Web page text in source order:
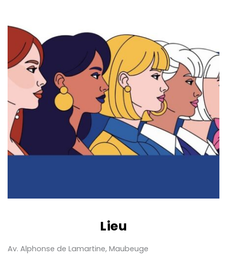
Lieu
Av. Alphonse de Lamartine, Maubeuge